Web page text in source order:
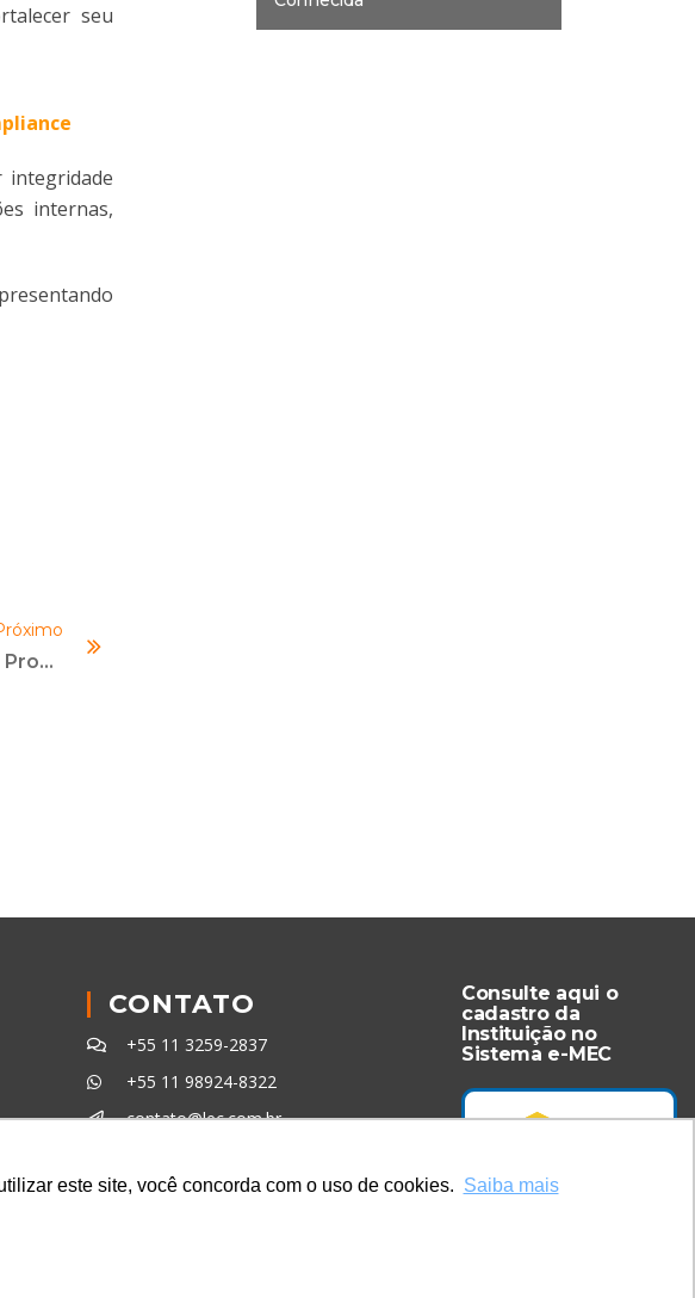
este site, você concorda com o uso de cookies. Saiba mais
seu
integridade
internas,
#152 | Governança Corporativa Para Profissionais De Compliance | Com Ângela Figueiredo E Érika Wilza
CONTATO
+55 11 3259-2837
+55 11 98924-8322
contato@lec.com.br
Consulte aqui o
cadastro da
Instituição no
Sistema e-MEC